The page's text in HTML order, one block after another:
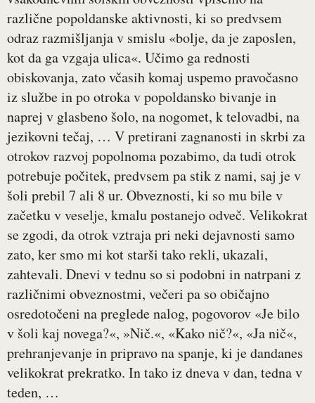
različne popoldanske aktivnosti, ki so predvsem
odraz razmišljanja v smislu «bolje, da je zaposlen,
kot da ga vzgaja ulica«. Učimo ga rednosti
obiskovanja, zato včasih komaj uspemo pravočasno
iz službe in po otroka v popoldansko bivanje in
naprej v glasbeno šolo, na nogomet, k telovadbi, na
jezikovni tečaj, … V pretirani zagnanosti in skrbi za
otrokov razvoj popolnoma pozabimo, da tudi otrok
potrebuje počitek, predvsem pa stik z nami, saj je v
šoli prebil 7 ali 8 ur. Obveznosti, ki so mu bile v
začetku v veselje, kmalu postanejo odveč. Velikokrat
se zgodi, da otrok vztraja pri neki dejavnosti samo
zato, ker smo mi kot starši tako rekli, ukazali,
zahtevali. Dnevi v tednu so si podobni in natrpani z
različnimi obveznostmi, večeri pa so običajno
osredotočeni na preglede nalog, pogovorov «Je bilo
v šoli kaj novega?«, »Nič.«, «Kako nič?«, «Ja nič«,
prehranjevanje in pripravo na spanje, ki je dandanes
velikokrat prekratko. In tako iz dneva v dan, tedna v
teden, …